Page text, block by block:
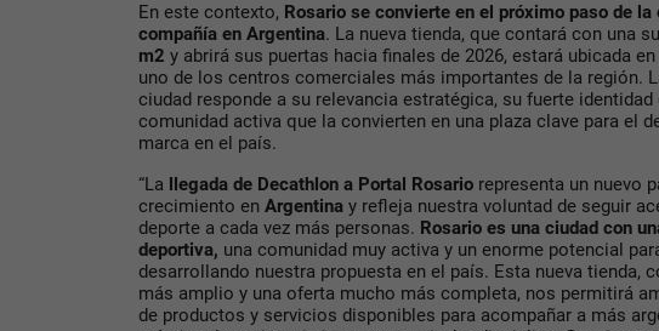
En este contexto, Rosario se convierte en el próximo paso de la
compañía en Argentina. La nueva tienda, que contará con una
m2 y abrirá sus puertas hacia finales de 2026, estará ubicada en
uno de los centros comerciales más importantes de la región.
ciudad responde a su relevancia estratégica, su fuerte identidad
comunidad activa que la convierten en una plaza clave para el
marca en el país.
“La
llegada de Decathlon a Portal Rosario representa un nuevo
crecimiento en Argentina y refleja nuestra voluntad de seguir
deporte a cada vez más personas. Rosario es una ciudad con
deportiva, una comunidad muy activa y un enorme potencial
desarrollando nuestra propuesta en el país. Esta nueva tienda,
más amplio y una oferta mucho más completa, nos permitirá
de productos y servicios disponibles para acompañar a más